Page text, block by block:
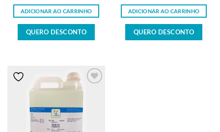
ADICIONAR AO CARRINHO
QUERO DESCONTO
ADICIONAR AO CARRINHO
QUERO DESCONTO